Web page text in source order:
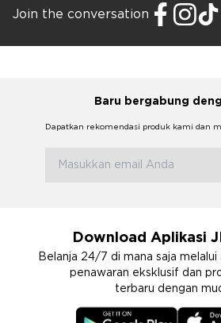
Join the conversation
Baru bergabung
Dapatkan rekomendasi produk kami dan
Download Aplikasi
Belanja 24/7 di mana saja melalui
penawaran eksklusif dan
terbaru dengan